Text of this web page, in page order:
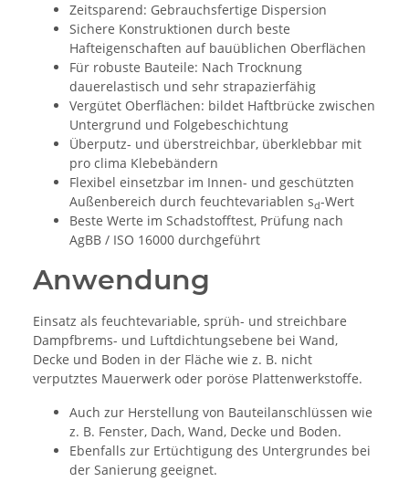
Zeitsparend: Gebrauchsfertige Dispersion
Sichere Konstruktionen durch beste
Hafteigenschaften auf bauüblichen Oberflächen
Für robuste Bauteile: Nach Trocknung
dauerelastisch und sehr strapazierfähig
Vergütet Oberflächen: bildet Haftbrücke zwischen
Untergrund und Folgebeschichtung
Überputz- und überstreichbar, überklebbar mit
pro clima Klebebändern
Flexibel einsetzbar im Innen- und geschützten
Außenbereich durch feuchtevariablen sd-Wert
Beste Werte im Schadstofftest, Prüfung nach
AgBB / ISO 16000 durchgeführt
Anwendung
Einsatz als feuchtevariable, sprüh- und streichbare
Dampfbrems- und Luftdichtungsebene bei Wand,
Decke und Boden in der Fläche wie z. B. nicht
verputztes Mauerwerk oder poröse Plattenwerkstoffe.
Auch zur Herstellung von Bauteilanschlüssen wie
z. B. Fenster, Dach, Wand, Decke und Boden.
Ebenfalls zur Ertüchtigung des Untergrundes bei
der Sanierung geeignet.